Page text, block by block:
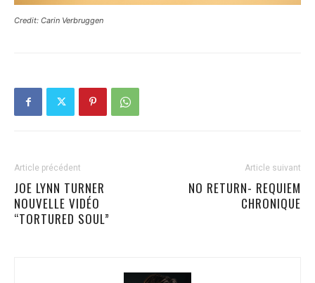
Credit: Carin Verbruggen
Article précédent
JOE LYNN TURNER
NOUVELLE VIDÉO
“TORTURED SOUL”
Article suivant
NO RETURN- REQUIEM
CHRONIQUE